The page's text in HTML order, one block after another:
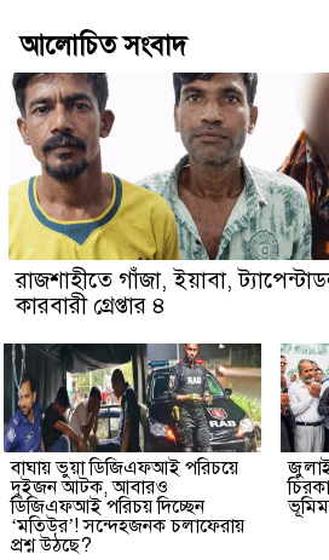
আলোচিত সংবাদ
রাজশাহীতে গাঁজা, ইয়াবা,
কারবারী গ্রেপ্তার ৪
বাঘায় ভুয়া ডিজিএফআই পরিচয়ে
দুইজন আটক, আবারও
ডিজিএফআই পরিচয় দিচ্ছেন
‘মতিউর’! সন্দেহজনক চলাফেরায়
প্রশ্ন উঠছে?